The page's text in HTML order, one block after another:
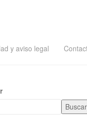
y aviso legal
Buscar